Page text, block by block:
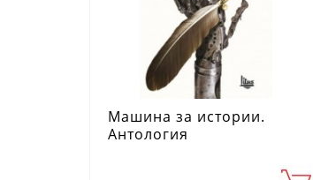
Машина за истории.
Антология